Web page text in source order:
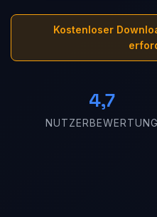
Kostenloser
4,7
NUTZERBEWERTUNG